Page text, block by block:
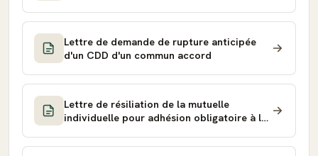
Lettre de demande de rupture anticipée
d'un CDD d'un commun accord
Lettre de résiliation de la mutuelle
individuelle pour adhésion obligatoire à la